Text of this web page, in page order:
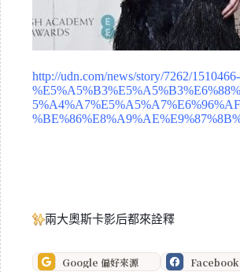
http://udn.com/news/story/7262/1510466-
✨ 兩大奧斯卡影后都來詮釋
Google 偏好來源 Facebook